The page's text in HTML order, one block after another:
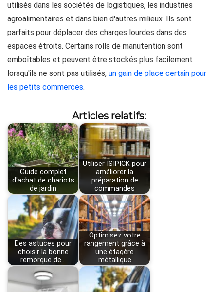
utilisés dans les sociétés de logistiques, les industries
agroalimentaires et dans bien d'autres milieux. Ils sont
parfaits pour déplacer des charges lourdes dans des
espaces étroits. Certains rolls de manutention sont
emboîtables et peuvent être stockés plus facilement
lorsqu'ils ne sont pas utilisés, un gain de place certain pour
les petits commerces.
Articles relatifs:
Guide complet
d'achat de chariots
de jardin
Utiliser ISIPICK pour
améliorer la
préparation de
commandes
Des astuces pour
choisir la bonne
remorque de…
Optimisez votre
rangement grâce à
une étagère
métallique